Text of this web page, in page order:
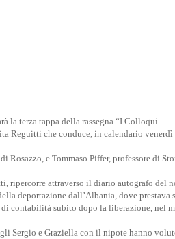
la terza tappa della rassegna “I Colloqui
Reguitti che conduce, in calendario venerdì
e Tommaso Piffer, professore di
ripercorre attraverso il diario autografo del
deportazione dall’Albania, dove prestava
contabilità subito dopo la liberazione, nel
Sergio e Graziella con il nipote hanno